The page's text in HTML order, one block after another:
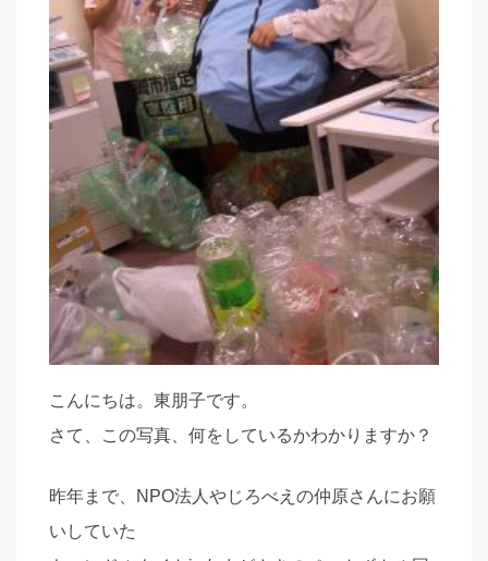
こんにちは。東朋子です。
さて、この写真、何をしているかわかりますか？
昨年まで、NPO法人やじろべえの仲原さんにお願
いしていた